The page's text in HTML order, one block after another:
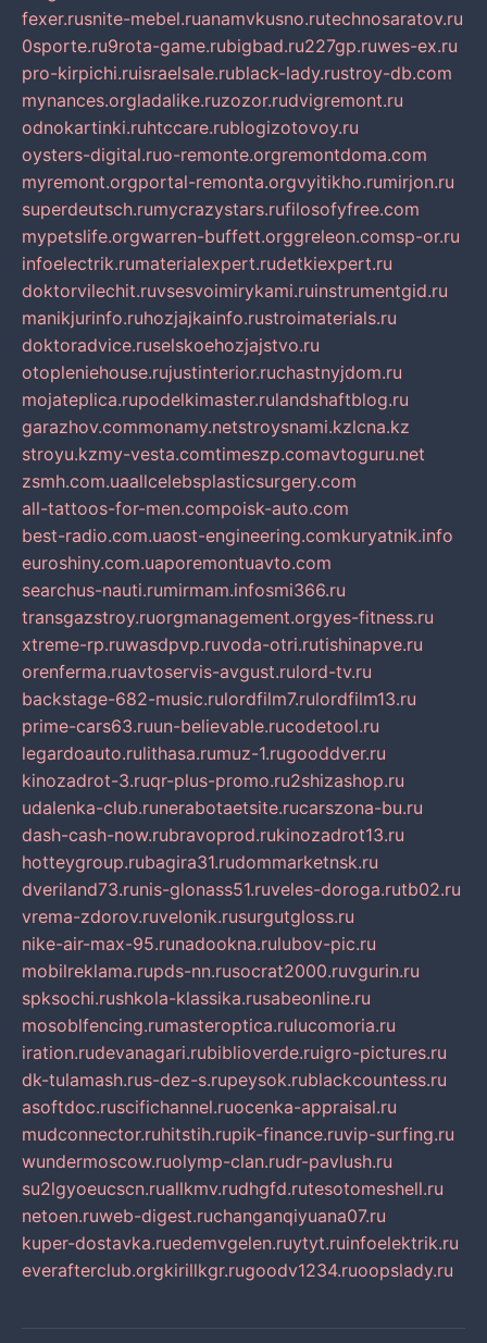
fexer.rusnite-mebel.ruanamvkusno.rutechnosaratov.ru
0sporte.ru9rota-game.rubigbad.ru227gp.ruwes-ex.ru
pro-kirpichi.ruisraelsale.rublack-lady.rustroy-db.com
mynances.orgladalike.ruzozor.rudvigremont.ru
odnokartinki.ruhtccare.rublogizotovoy.ru
oysters-digital.ruo-remonte.orgremontdoma.com
myremont.orgportal-remonta.orgvyitikho.rumirjon.ru
superdeutsch.rumycrazystars.rufilosofyfree.com
mypetslife.orgwarren-buffett.orggreleon.comsp-or.ru
infoelectrik.rumaterialexpert.rudetkiexpert.ru
doktorvilechit.ruvsesvoimirykami.ruinstrumentgid.ru
manikjurinfo.ruhozjajkainfo.rustroimaterials.ru
doktoradvice.ruselskoehozjajstvo.ru
otopleniehouse.rujustinterior.ruchastnyjdom.ru
mojateplica.rupodelkimaster.rulandshaftblog.ru
garazhov.commonamy.netstroysnami.kzlcna.kz
stroyu.kzmy-vesta.comtimeszp.comavtoguru.net
zsmh.com.uaallcelebsplasticsurgery.com
all-tattoos-for-men.compoisk-auto.com
best-radio.com.uaost-engineering.comkuryatnik.info
euroshiny.com.uaporemontuavto.com
searchus-nauti.rumirmam.infosmi366.ru
transgazstroy.ruorgmanagement.orgyes-fitness.ru
xtreme-rp.ruwasdpvp.ruvoda-otri.rutishinapve.ru
orenferma.ruavtoservis-avgust.rulord-tv.ru
backstage-682-music.rulordfilm7.rulordfilm13.ru
prime-cars63.ruun-believable.rucodetool.ru
legardoauto.rulithasa.rumuz-1.rugooddver.ru
kinozadrot-3.ruqr-plus-promo.ru2shizashop.ru
udalenka-club.runerabotaetsite.rucarszona-bu.ru
dash-cash-now.rubravoprod.rukinozadrot13.ru
hotteygroup.rubagira31.rudommarketnsk.ru
dveriland73.runis-glonass51.ruveles-doroga.rutb02.ru
vrema-zdorov.ruvelonik.rusurgutgloss.ru
nike-air-max-95.runadookna.rulubov-pic.ru
mobilreklama.rupds-nn.rusocrat2000.ruvgurin.ru
spksochi.rushkola-klassika.rusabeonline.ru
mosoblfencing.rumasteroptica.rulucomoria.ru
iration.rudevanagari.rubiblioverde.ruigro-pictures.ru
dk-tulamash.rus-dez-s.rupeysok.rublackcountess.ru
asoftdoc.ruscifichannel.ruocenka-appraisal.ru
mudconnector.ruhitstih.rupik-finance.ruvip-surfing.ru
wundermoscow.ruolymp-clan.rudr-pavlush.ru
su2lgyoeucscn.ruallkmv.rudhgfd.rutesotomeshell.ru
netoen.ruweb-digest.ruchanganqiyuana07.ru
kuper-dostavka.ruedemvgelen.ruytyt.ruinfoelektrik.ru
everafterclub.orgkirillkgr.rugoodv1234.ruoopslady.ru